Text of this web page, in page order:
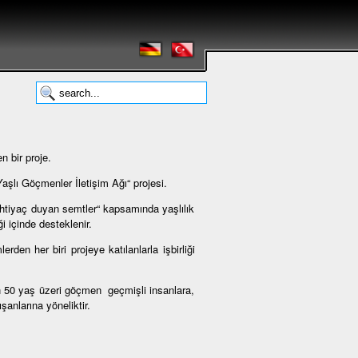
bir proje.
Göçmenler İletişim Ağı“ projesi.
duyan semtler“ kapsamında yaşlılık
içinde desteklenir.
her biri projeye katılanlarla işbirliği
50 yaş üzeri göçmen geçmişli insanlara,
yöneliktir.